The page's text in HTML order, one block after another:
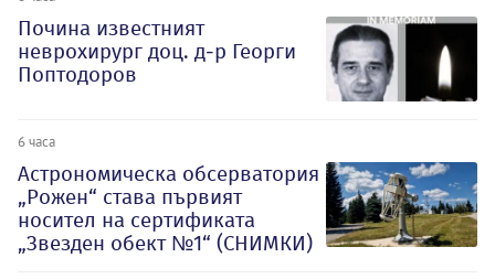
Почина известният
неврохирург доц. д-р Георги
Поптодоров
6 часа
Астрономическа обсерватория
„Рожен“ става първият
носител на сертификата
„Звезден обект №1“ (СНИМКИ)